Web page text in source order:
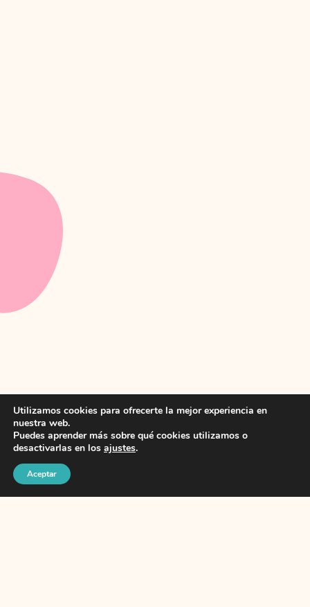
Escribivir
Utilizamos cookies para ofrecerte la mejor experiencia en
nuestra web.
Puedes aprender más sobre qué cookies utilizamos o
desactivarlas en los ajustes.
Aceptar